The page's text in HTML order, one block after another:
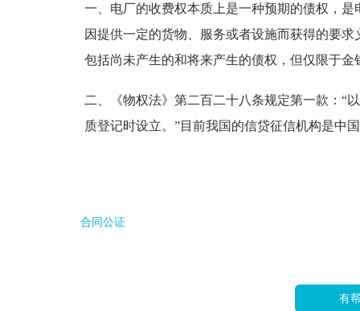
一、电厂的收费权本质上是一种预期的债权，
因提供一定的货物、服务或者设施而获得的要
包括尚未产生的和将来产生的债权，但仅限于
二、《物权法》第二百二十八条规定第一款：“
质登记时设立。”目前我国的信贷征信机构是中
合同公证
有